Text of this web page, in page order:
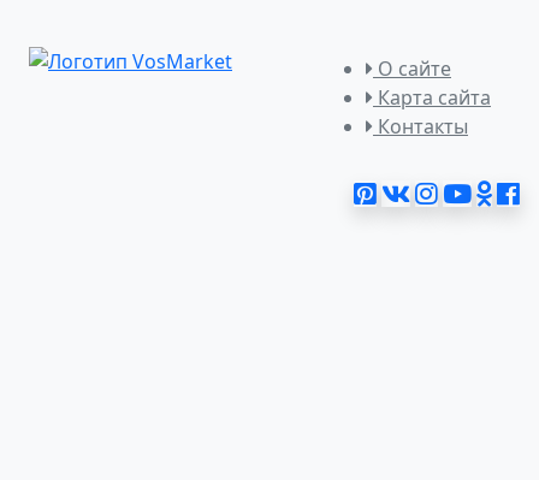
О сайте
Карта сайта
Контакты